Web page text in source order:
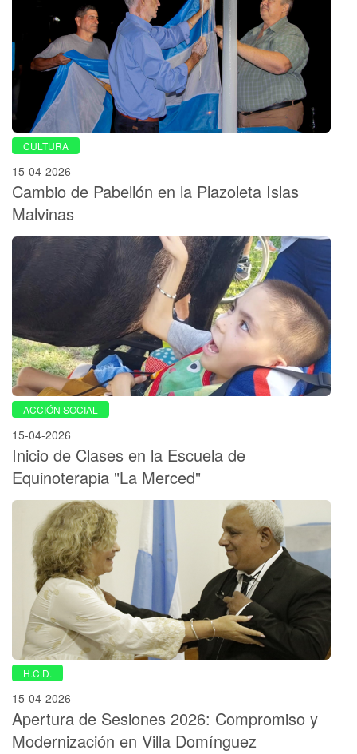
CULTURA
15-04-2026
Cambio de Pabellón en la Plazoleta Islas
Malvinas
ACCIÓN SOCIAL
15-04-2026
Inicio de Clases en la Escuela de
Equinoterapia "La Merced"
H.C.D.
15-04-2026
Apertura de Sesiones 2026: Compromiso y
Modernización en Villa Domínguez